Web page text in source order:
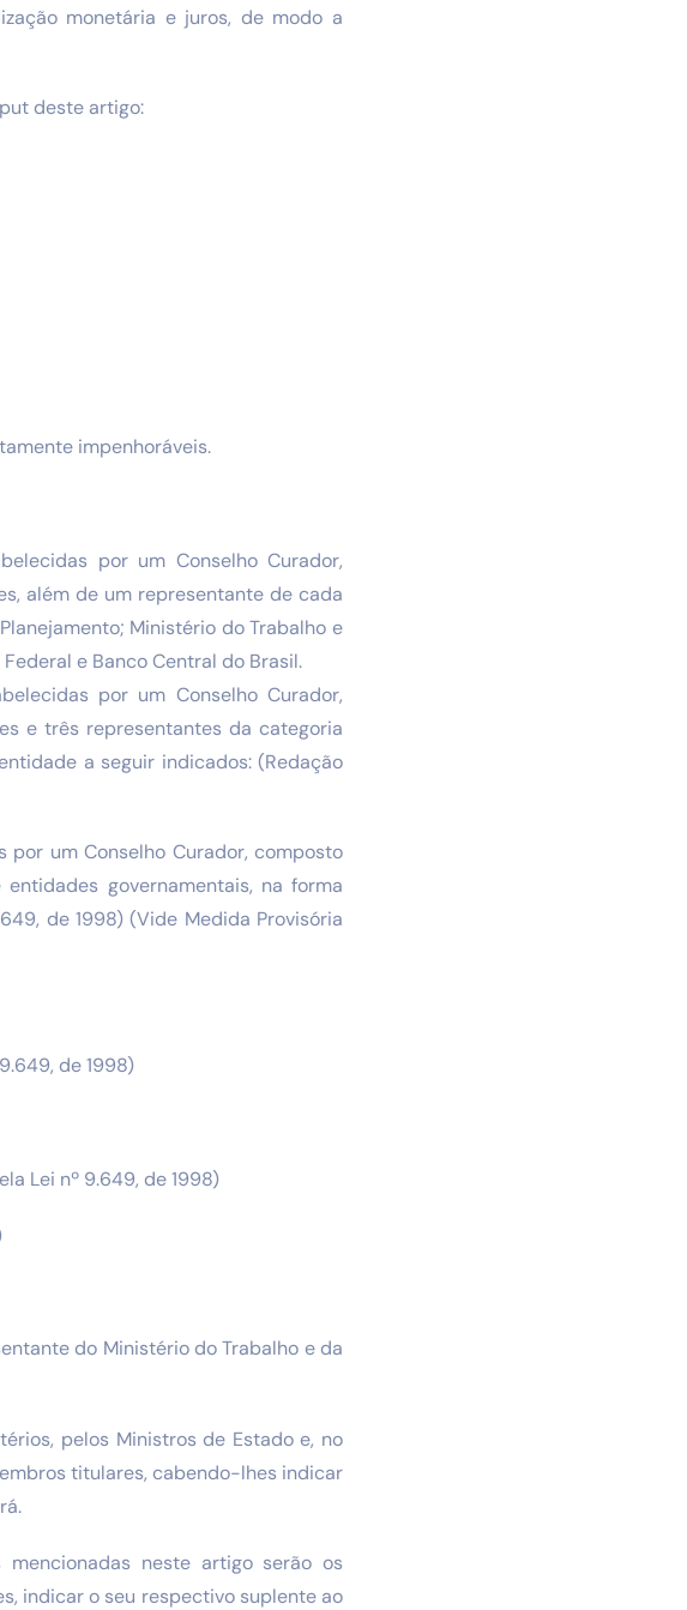
monetária e juros, de modo a
deste artigo:
impenhoráveis.
por um Conselho Curador,
além de um representante de cada
Ministério do Trabalho e
e Banco Central do Brasil.
por um Conselho Curador,
e três representantes da categoria
a seguir indicados: (Redação
por um Conselho Curador, composto
governamentais, na forma
de 1998) (Vide Medida Provisória
de 1998)
Lei nº 9.649, de 1998)
do Ministério do Trabalho e da
pelos Ministros de Estado e, no
titulares, cabendo-lhes indicar
neste artigo serão os
indicar o seu respectivo suplente ao